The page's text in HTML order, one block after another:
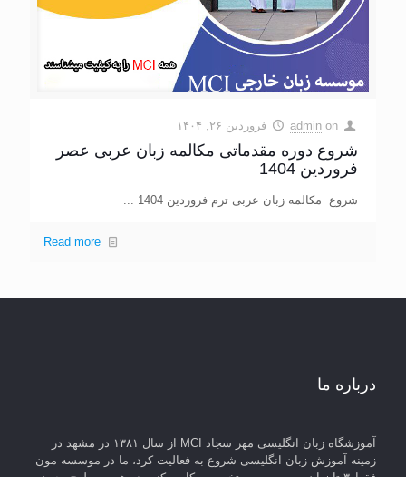
admin on فروردین ۲۶, ۱۴۰۴
شروع دوره مقدماتی مکالمه زبان عربی عصر
فروردین 1404
شروع مکالمه زبان عربی ترم فروردین 1404 ...
Read more
درباره ما
آموزشگاه زبان انگلیسی مهر سجاد MCI از سال ۱۳۸۱ در مشهد در
زمینه آموزش زبان انگلیسی شروع به فعالیت کرد، ما در موسسه مون